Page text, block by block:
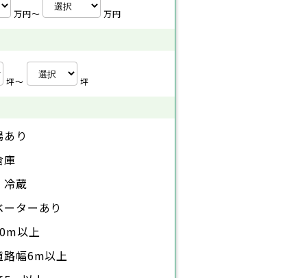
万円〜 万円
坪〜 坪
り
庫
冷蔵
ターあり
以上
路幅6m以上